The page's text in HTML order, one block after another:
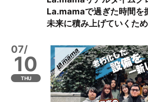
La.mamaで過ぎた時間を
未来に積み上げていくた
07/
10
THU